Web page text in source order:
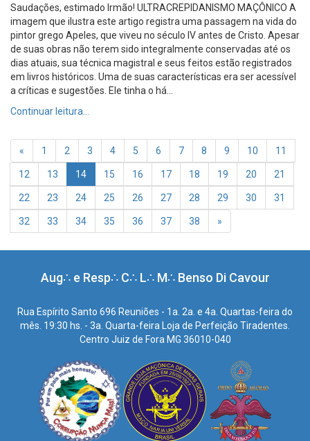
Saudações, estimado Irmão! ULTRACREPIDANISMO MAÇÔNICO A
imagem que ilustra este artigo registra uma passagem na vida do
pintor grego Apeles, que viveu no século IV antes de Cristo. Apesar
de suas obras não terem sido integralmente conservadas até os
dias atuais, sua técnica magistral e seus feitos estão registrados
em livros históricos. Uma de suas características era ser acessível
a críticas e sugestões. Ele tinha o há...
Continuar leitura…
« 1 2 3 4 5 6 7 8 9 10 11
12 13 14(current)
15 16 17 18 19 20 21
22 23 24 25 26 27 28 29 30 31
32 33 34 35 36 37 38 »
Aug∴ e Resp∴ C∴ L∴ M∴ Benso Di Cavour
Rua Espírito Santo 696 Reuniões - 1a. 2a. e 4a. Quartas-feira do
mês. 19:30 hs. - 3a. Quarta-feira Loja de Perfeição Tiradentes.
Centro Juiz de Fora MG 36010-040